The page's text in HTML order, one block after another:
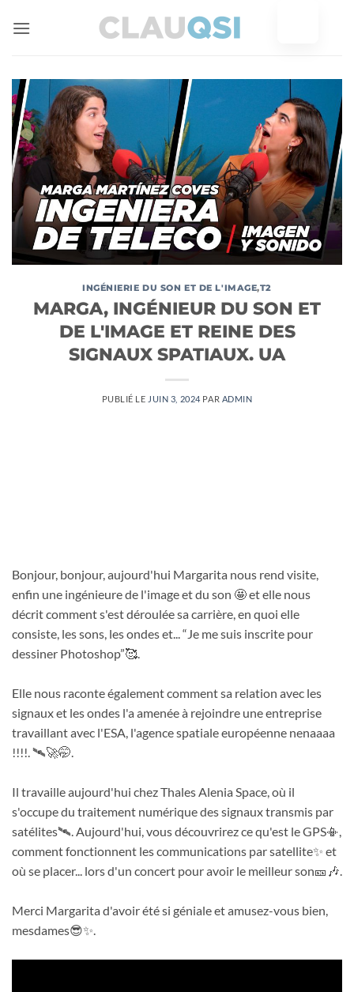
INGÉNIERIE DU SON ET DE L'IMAGE,T2
MARGA, INGÉNIEUR DU SON ET
DE L'IMAGE ET REINE DES
SIGNAUX SPATIAUX. UA
PUBLIÉ LE JUIN 3, 2024 PAR ADMIN
Bonjour, bonjour, aujourd'hui Margarita nous rend visite,
enfin une ingénieure de l'image et du son 🤩 et elle nous
décrit comment s'est déroulée sa carrière, en quoi elle
consiste, les sons, les ondes et... “Je me suis inscrite pour
dessiner Photoshop”🥰.
Elle nous raconte également comment sa relation avec les
signaux et les ondes l'a amenée à rejoindre une entreprise
travaillant avec l'ESA, l'agence spatiale européenne nenaaaa
!!!!. 🛰️🚀🤭.
Il travaille aujourd'hui chez Thales Alenia Space, où il
s'occupe du traitement numérique des signaux transmis par
satélites🛰️. Aujourd'hui, vous découvrirez ce qu'est le GPS📳,
comment fonctionnent les communications par satellite✨ et
où se placer... lors d'un concert pour avoir le meilleur son🎫🎶.
Merci Margarita d'avoir été si géniale et amusez-vous bien,
mesdames😎✨.